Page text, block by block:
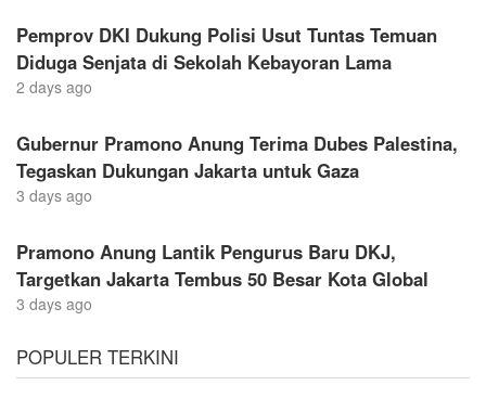
Pemprov DKI Dukung Polisi Usut Tuntas Temuan
Diduga Senjata di Sekolah Kebayoran Lama
2 days ago
Gubernur Pramono Anung Terima Dubes Palestina,
Tegaskan Dukungan Jakarta untuk Gaza
3 days ago
Pramono Anung Lantik Pengurus Baru DKJ,
Targetkan Jakarta Tembus 50 Besar Kota Global
3 days ago
POPULER TERKINI